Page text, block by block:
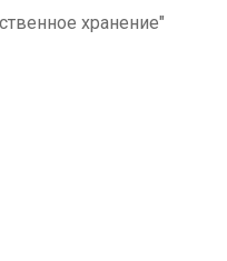
хранение"